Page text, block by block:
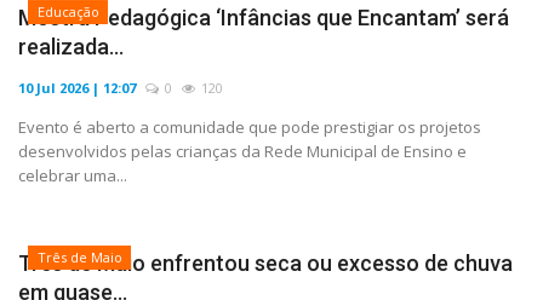
Educação
Mostra Pedagógica ‘Infâncias que Encantam’ será
realizada...
10 Jul 2026 | 12:07 0 120
Evento é aberto a comunidade que pode prestigiar os projetos
desenvolvidos pelas crianças da Rede Municipal de Ensino e
celebrar uma...
Três de Maio
Três de Maio enfrentou seca ou excesso de chuva
em quase...